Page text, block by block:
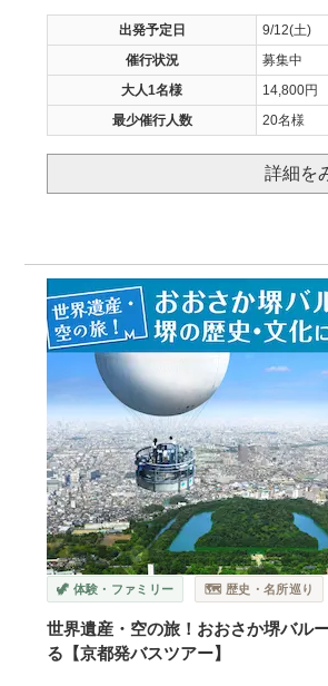
出発予定日
9/12(土)
催行状況
募集中
大人1名様
14,800円
最少催行人数
20名様
詳細を
🦖 体験・ファミリー 🗺️ 歴史・名所巡り
世界遺産・空の旅！おおさか堺バル
る【京都発バスツアー】